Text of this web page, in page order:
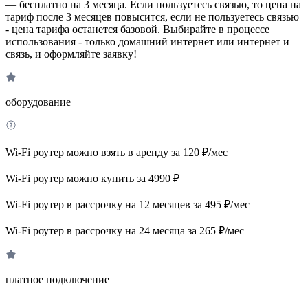
— бесплатно на 3 месяца. Если пользуетесь связью, то цена на
тариф после 3 месяцев повысится, если не пользуетесь связью
- цена тарифа останется базовой. Выбирайте в процессе
использования - только домашний интернет или интернет и
связь, и оформляйте заявку!
оборудование
Wi-Fi роутер можно взять в аренду за 120 ₽/мес
Wi-Fi роутер можно купить за 4990 ₽
Wi-Fi роутер в рассрочку на 12 месяцев за 495 ₽/мес
Wi-Fi роутер в рассрочку на 24 месяца за 265 ₽/мес
платное подключение